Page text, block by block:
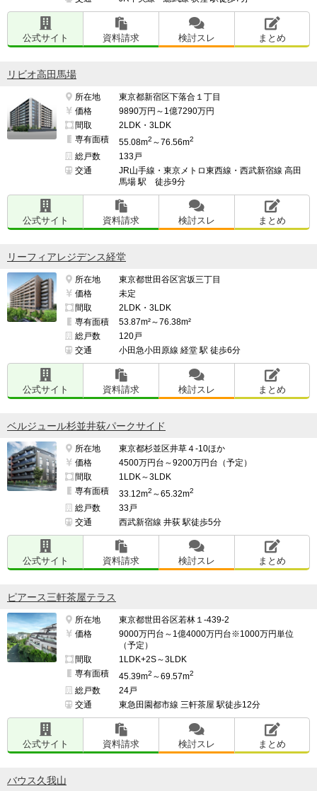
公式サイト 資料請求 検討スレ まとめ
リビオ高田馬場
所在地
東京都新宿区下落合１丁目
価格
9890万円～1億7290万円
間取
2LDK・3LDK
専有面積
55.08m2 ～76.56m2
総戸数
133戸
交通
JR山手線・東京メトロ東西線・西武新宿線 高田
馬場 駅 徒歩9分
公式サイト 資料請求 検討スレ まとめ
リーフィアレジデンス経堂
所在地
東京都世田谷区宮坂三丁目
価格
未定
間取
2LDK・3LDK
専有面積
53.87m²～76.38m²
総戸数
120戸
交通
小田急小田原線 経堂 駅 徒歩6分
公式サイト 資料請求 検討スレ まとめ
ベルジュール杉並井荻パークサイド
所在地
東京都杉並区井草４-10ほか
価格
4500万円台～9200万円台（予定）
間取
1LDK～3LDK
専有面積
33.12m2 ～65.32m2
総戸数
33戸
交通
西武新宿線 井荻 駅徒歩5分
公式サイト 資料請求 検討スレ まとめ
ピアース三軒茶屋テラス
所在地
東京都世田谷区若林１-439-2
価格
9000万円台～1億4000万円台※1000万円単位
（予定）
間取
1LDK+2S～3LDK
専有面積
45.39m2 ～69.57m2
総戸数
24戸
交通
東急田園都市線 三軒茶屋 駅徒歩12分
公式サイト 資料請求 検討スレ まとめ
バウス久我山